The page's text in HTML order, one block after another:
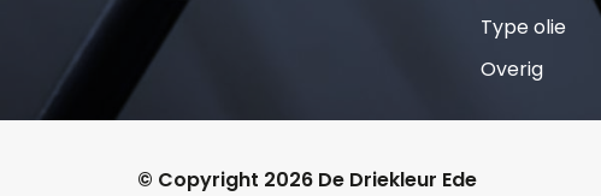
Type olie
Overig
© Copyright 2026 De Driekleur Ede